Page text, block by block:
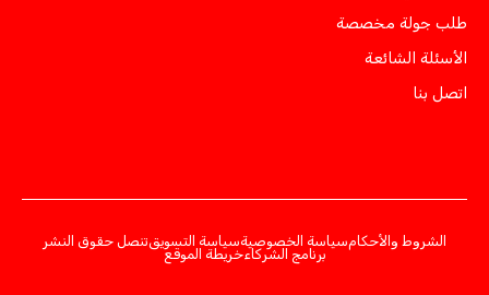
طلب جولة مخصصة
الأسئلة الشائعة
اتصل بنا
الشروط والأحكامسياسة الخصوصيةسياسة التسويقتنصل حقوق النشر
برنامج الشركاءخريطة الموقع